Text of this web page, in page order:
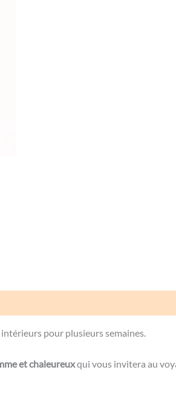
pour plusieurs semaines.
et chaleureuxqui vous invitera au